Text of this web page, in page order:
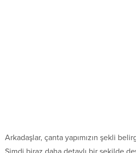
Arkadaşlar, çanta yapımızın şekli